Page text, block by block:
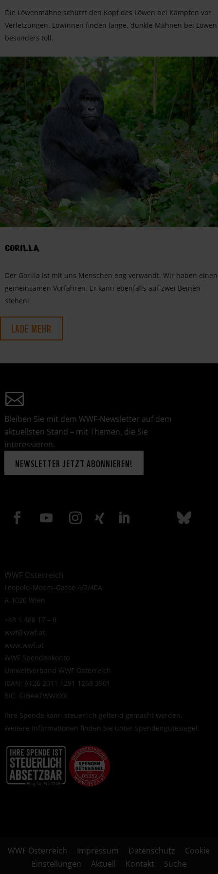
Die Löwenmähne schützt den Kopf des Löwen bei Kämpfen vor
Verletzungen. Löwinnen finden lange, dunkle Mähnen bei Löwen
besonders toll.
GORILLA
Der Gorilla ist mit uns Menschen eng verwandt. Wir haben einen
gemeinsamen Vorfahren. Er kann ebenfalls auf zwei Beinen
stehen!
LADE MEHR
Bleiben Sie mit dem WWF-Newsletter auf dem
aktuellsten Stand – mit Themen, die Sie
interessieren.
NEWSLETTER JETZT ABONNIEREN!
WWF Österreich
Leopold-Moses-Gasse 4/2/40A
A-1020 Wien
+43 1 488 17 – 0
wwf@wwf.at
www.wwf.at
WWF Spendenkonto
Umweltverband WWF Österreich
IBAN: AT26 2011 1291 1268 3901
BIC: GIBAATWWXXX
Ihre Spende kann steuerlich geltend gemacht werden.
Weitere Informationen finden Sie unter Spendengütesiegel.
WWF Österreich Impressum Datenschutz
Cookie
Einstellungen
Aktuell Kontakt Suche